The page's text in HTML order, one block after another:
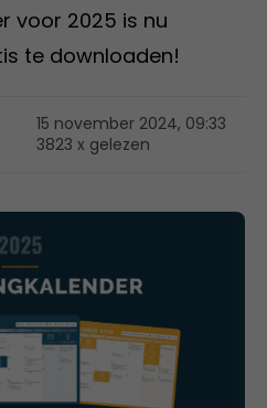
voor 2025 is nu
te downloaden!
15 november 2024, 09:33
3823 x gelezen